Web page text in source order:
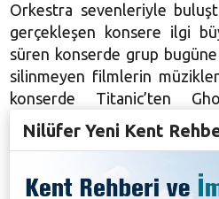
Orkestra sevenleriyle
gerçekleşen konsere ilgi
süren konserde grup
silinmeyen filmlerin
konserde Titanic’ten
Vietnam’dan Rock’ye,
Kocalı Hürmüz’e kadar
Dinleyicileri keyifli bir
Nilüfer Yeni Kent